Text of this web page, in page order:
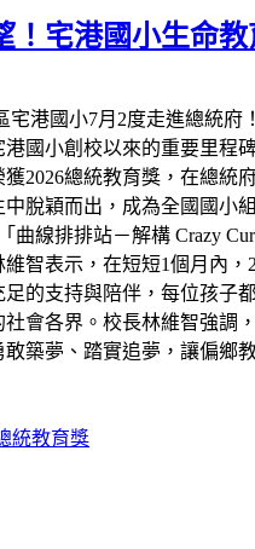
！宅港國小生命
宅港國小7月2度走進總統
國小創校以來的重要里
2026總統教育獎，在總
脫穎而出，成為全國國
線排排站－解構 Crazy
智表示，在短短1個月內
的支持與陪伴，每位孩
會各界。校長林維智強調
築夢、踏實追夢，讓偏鄉
統教育獎